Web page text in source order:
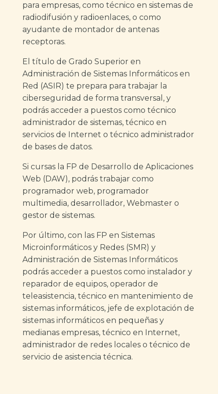
para empresas, como técnico en sistemas de
radiodifusión y radioenlaces, o como
ayudante de montador de antenas
receptoras.
El título de Grado Superior en
Administración de Sistemas Informáticos en
Red (ASIR) te prepara para trabajar la
ciberseguridad de forma transversal, y
podrás acceder a puestos como técnico
administrador de sistemas, técnico en
servicios de Internet o técnico administrador
de bases de datos.
Si cursas la FP de Desarrollo de Aplicaciones
Web (DAW), podrás trabajar como
programador web, programador
multimedia, desarrollador, Webmaster o
gestor de sistemas.
Por último, con las FP en Sistemas
Microinformáticos y Redes (SMR) y
Administración de Sistemas Informáticos
podrás acceder a puestos como instalador y
reparador de equipos, operador de
teleasistencia, técnico en mantenimiento de
sistemas informáticos, jefe de explotación de
sistemas informáticos en pequeñas y
medianas empresas, técnico en Internet,
administrador de redes locales o técnico de
servicio de asistencia técnica.